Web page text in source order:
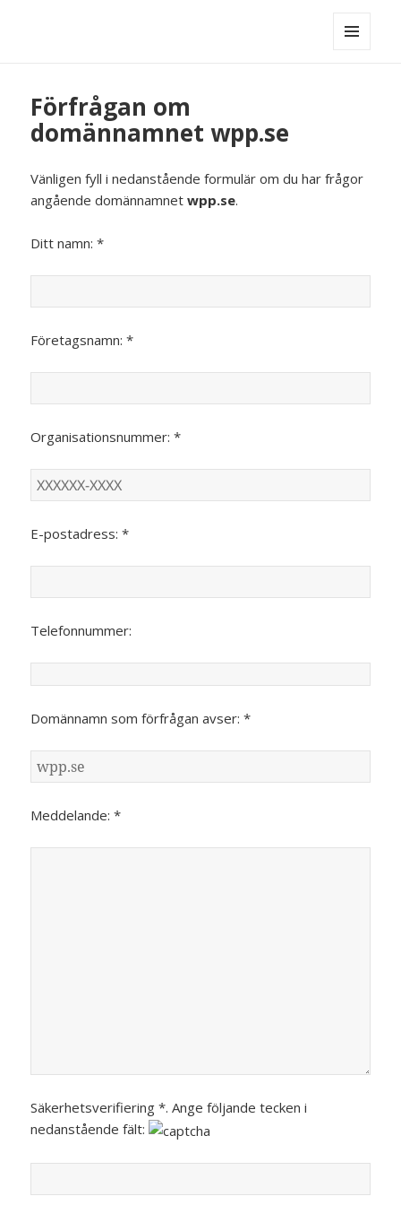
Förfrågan om
domännamnet wpp.se
Vänligen fyll i nedanstående formulär om du har frågor
angående domännamnetwpp.se.
Ditt namn: *
Företagsnamn: *
Organisationsnummer: *
E-postadress: *
Telefonnummer:
Domännamn som förfrågan avser: *
Meddelande: *
Säkerhetsverifiering *. Ange följande tecken i
nedanstående fält: